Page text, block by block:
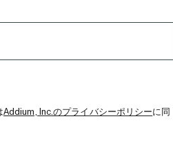
Addium, Inc.のプライバシーポリシーに同